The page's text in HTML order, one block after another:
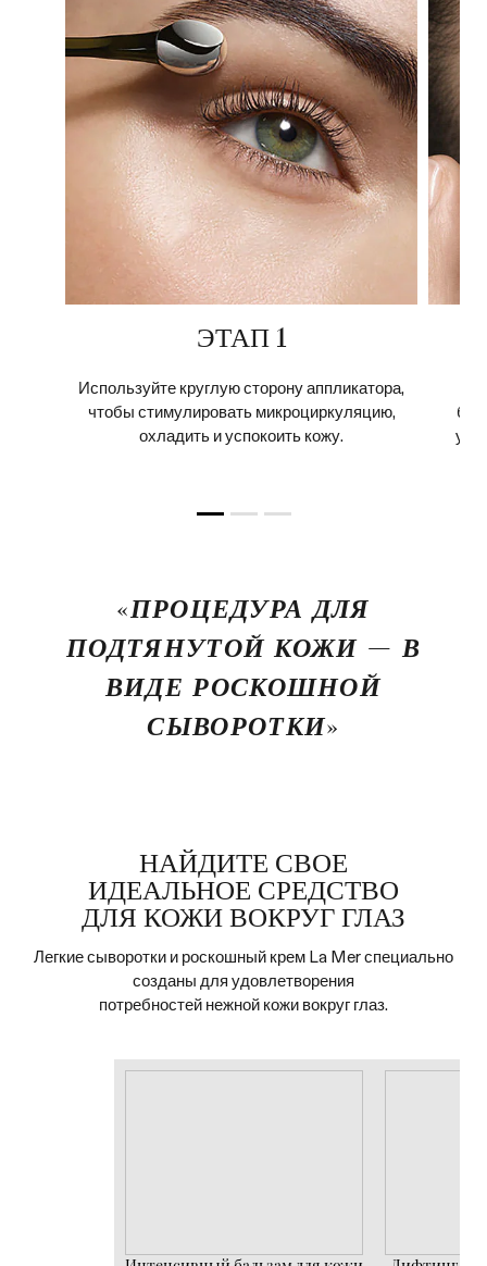
ЭТАП 1
Используйте круглую сторону аппликатора,
чтобы стимулировать микроциркуляцию,
охладить и успокоить кожу.
«ПРОЦЕДУРА ДЛЯ
ПОДТЯНУТОЙ КОЖИ — В
ВИДЕ РОСКОШНОЙ
СЫВОРОТКИ»
НАЙДИТЕ СВОЕ
ИДЕАЛЬНОЕ СРЕДСТВО
ДЛЯ КОЖИ ВОКРУГ ГЛАЗ
Легкие сыворотки и роскошный крем La Mer специально
созданы для удовлетворения
потребностей нежной кожи вокруг глаз.